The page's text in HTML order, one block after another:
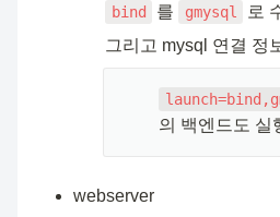
bind 를 gmysql
로
그리고 mysql 연결 정
의 백엔드도 실
webserver